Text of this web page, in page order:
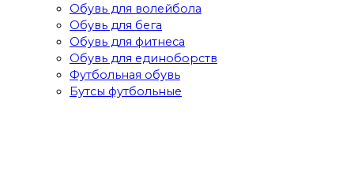
Обувь для волейбола
Обувь для бега
Обувь для фитнеса
Обувь для единоборств
Футбольная обувь
Бутсы футбольные